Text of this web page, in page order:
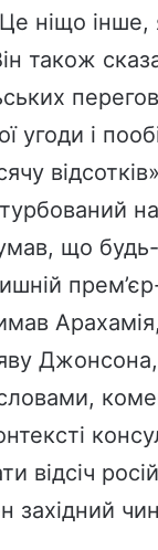
ніщо інше,
також
угоди і
що
відсіч